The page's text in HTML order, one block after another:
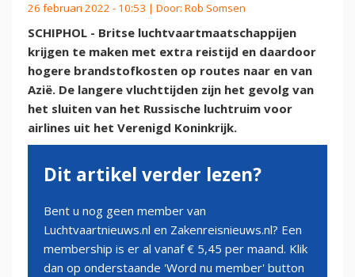
26 februari 2022 - 10:53 | Door: Rob Somsen
SCHIPHOL - Britse luchtvaartmaatschappijen
krijgen te maken met extra reistijd en daardoor
hogere brandstofkosten op routes naar en van
Azië. De langere vluchttijden zijn het gevolg van
het sluiten van het Russische luchtruim voor
airlines uit het Verenigd Koninkrijk.
Dit artikel verder lezen?
Bent u nog geen member van
Luchtvaartnieuws.nl en Zakenreisnieuws.nl? Een
membership is er al vanaf € 5,45 per maand. Klik
dan op onderstaande 'Word nu member' button